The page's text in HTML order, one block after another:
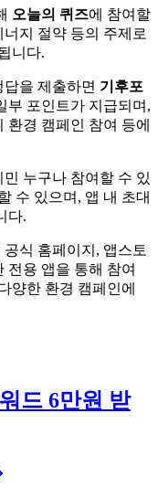
오늘의 퀴즈에 참여할
지 절약 등의 주제로
니다.
을 제출하면 기후포
부 포인트가 지급되며,
경 캠페인 참여 등에
누구나 참여할 수 있
수 있으며, 앱 내 초대
다.
공식 홈페이지, 앱스토
전용 앱을 통해 참여
양한 환경 캠페인에
드 6만원 받